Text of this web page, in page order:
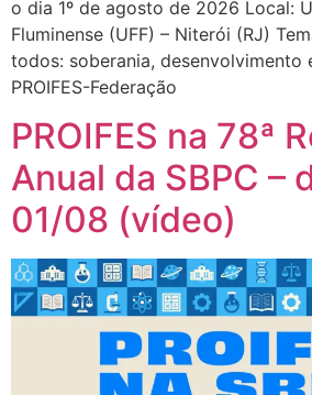
o dia 1º de agosto de 2026 Local:
Fluminense (UFF) – Niterói (RJ)
todos: soberania, desenvolvimento
PROIFES-Federação
PROIFES na 78ª
Anual da SBPC –
01/08 (vídeo)